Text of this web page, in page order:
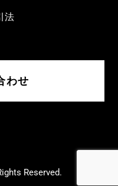
法
わせ
Reserved.